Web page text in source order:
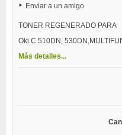
Enviar a un amigo
TONER REGENERADO PARA
Oki C 510DN,
Más detalles...